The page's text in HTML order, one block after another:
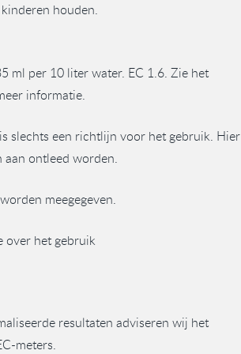
houden.
ml per 10 liter water. EC 1.6. Zie het
informatie.
slechts een richtlijn voor het gebruik. Hier
aan ontleed worden.
meegegeven.
over het gebruik
resultaten adviseren wij het
meters.